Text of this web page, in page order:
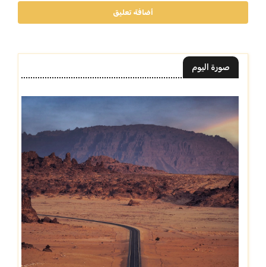
أضافة تعليق
صورة اليوم